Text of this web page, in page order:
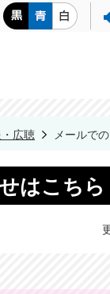
広聴 メールで
はこちら